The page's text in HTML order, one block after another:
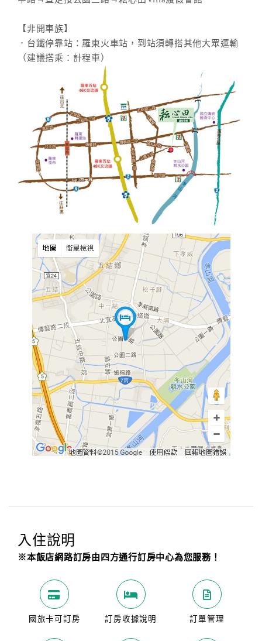
【非開車族】
．台鐵停靠站：羅東火車站，到站須轉搭其他大眾運輸
（建議搭乘：計程車）
入住說明
※本飯店網路訂房由四方通行訂房中心為您服務！
國旅卡可訂房 訂房收據說明 訂單管理